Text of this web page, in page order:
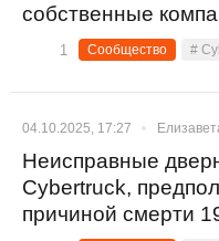
собственные
1 Сообщество #
04.10.2025, 17:27
Неисправные
Cybertruck,
причиной смерти